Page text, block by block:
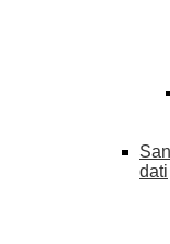
dati